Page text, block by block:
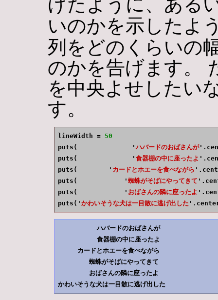
いのかを示したよ
列をどのくらいの
のかを告げます。
を中央よせしたい
す。
lineWidth = 50
puts(              ' ハバードのおばさんが
puts(              ' 食器棚の中に座ったよ
puts(        ' カードとホエーを食べながら
puts(            ' 蜘蛛がそばにやってきて
puts(            ' おばさんの隣に座ったよ
puts(' かわいそうな犬は一目散に逃げ出した
          ハバードのおばさんが
          食器棚の中に座ったよ
     カードとホエーを食べながら
        蜘蛛がそばにやってきて
        おばさんの隣に座ったよ